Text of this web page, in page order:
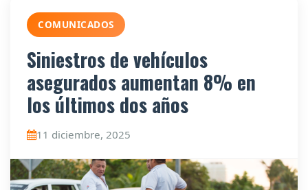
COMUNICADOS
Siniestros de vehículos
asegurados aumentan 8% en
los últimos dos años
11 diciembre, 2025